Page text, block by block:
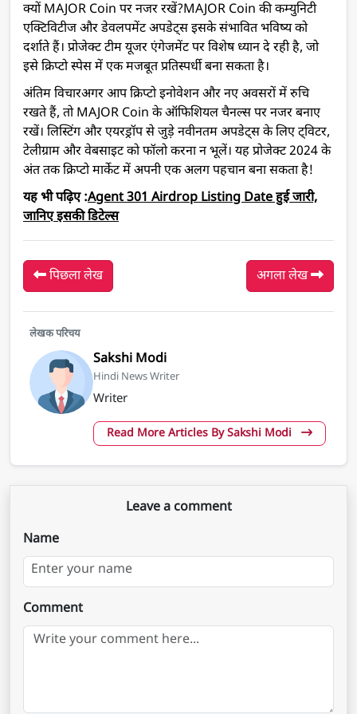
क्यों MAJOR Coin पर नजर रखें?MAJOR Coin की कम्युनिटी
एक्टिविटीज और डेवलपमेंट अपडेट्स इसके संभावित भविष्य को
दर्शाते हैं। प्रोजेक्ट टीम यूजर एंगेजमेंट पर विशेष ध्यान दे रही है, जो
इसे क्रिप्टो स्पेस में एक मजबूत प्रतिस्पर्धी बना सकता है।
अंतिम विचारअगर आप क्रिप्टो इनोवेशन और नए अवसरों में रुचि
रखते हैं, तो MAJOR Coin के ऑफिशियल चैनल्स पर नजर बनाए
रखें। लिस्टिंग और एयरड्रॉप से जुड़े नवीनतम अपडेट्स के लिए ट्विटर,
टेलीग्राम और वेबसाइट को फॉलो करना न भूलें। यह प्रोजेक्ट 2024 के
अंत तक क्रिप्टो मार्केट में अपनी एक अलग पहचान बना सकता है!
यह भी पढ़िए :Agent 301 Airdrop Listing Date हुई जारी,
जानिए इसकी डिटेल्स
पिछला लेख अगला लेख
लेखक परिचय
Sakshi Modi
Hindi News Writer
Writer
Read More Articles By Sakshi Modi
Leave a comment
Name
Comment